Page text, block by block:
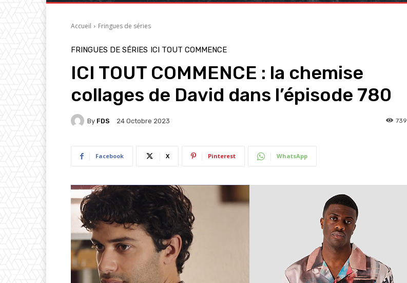
Accueil Fringues de séries
FRINGUES DE SÉRIES ICI TOUT COMMENCE
ICI TOUT COMMENCE : la chemise
collages de David dans l’épisode 780
By FDS 24 Octobre 2023 739
Facebook X Pinterest WhatsApp